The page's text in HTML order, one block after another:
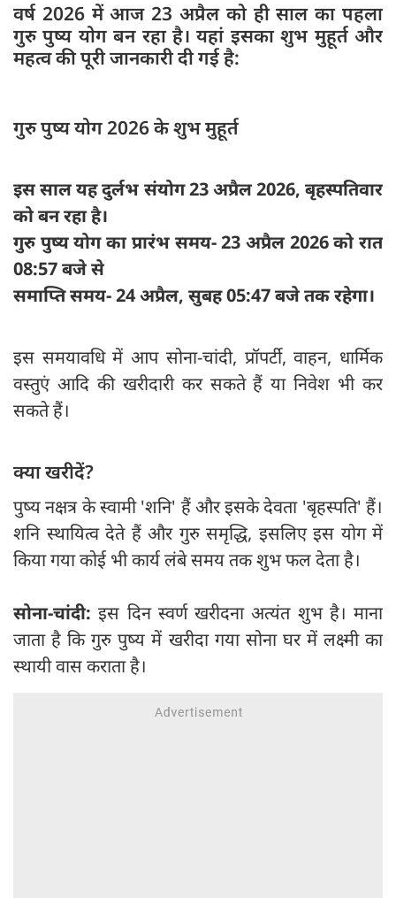
वर्ष 2026 में आज 23 अप्रैल को ही साल का पहला
गुरु पुष्य योग बन रहा है। यहां इसका शुभ मुहूर्त और
महत्व की पूरी जानकारी दी गई है:
गुरु पुष्य योग 2026 के शुभ मुहूर्त
इस साल यह दुर्लभ संयोग 23 अप्रैल 2026, बृहस्पतिवार
को बन रहा है।
गुरु पुष्य योग का प्रारंभ समय- 23 अप्रैल 2026 को रात
08:57 बजे से
समाप्ति समय- 24 अप्रैल, सुबह 05:47 बजे तक रहेगा।
इस समयावधि में आप सोना-चांदी, प्रॉपर्टी, वाहन, धार्मिक
वस्तुएं आदि की खरीदारी कर सकते हैं या निवेश भी कर
सकते हैं।
क्या खरीदें?
पुष्य नक्षत्र के स्वामी 'शनि' हैं और इसके देवता 'बृहस्पति' हैं।
शनि स्थायित्व देते हैं और गुरु समृद्धि, इसलिए इस योग में
किया गया कोई भी कार्य लंबे समय तक शुभ फल देता है।
सोना-चांदी:इस दिन स्वर्ण खरीदना अत्यंत शुभ है। माना
जाता है कि गुरु पुष्य में खरीदा गया सोना घर में लक्ष्मी का
स्थायी वास कराता है।